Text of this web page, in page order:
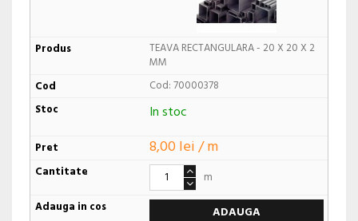
TEAVA RECTANGULARA - 20 X 20 X 2
MM
Cod: 70000378
In stoc
8,00 lei / m
m
ADAUGA